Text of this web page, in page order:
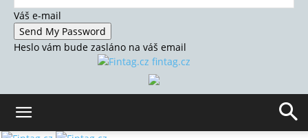
Váš e-mail
Heslo vám bude zasláno na váš email
fintag.cz